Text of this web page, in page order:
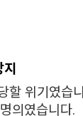
지
할 위기였습
의였습니다.